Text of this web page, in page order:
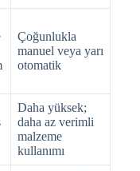
Çoğunlukla
manuel veya yarı
otomatik
Daha yüksek;
daha az verimli
malzeme
kullanımı